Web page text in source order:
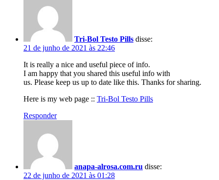
Tri-Bol Testo Pills disse:
21 de junho de 2021 às 22:46
It is really a nice and useful piece of info.
I am happy that you shared this useful info with
us. Please keep us up to date like this. Thanks for sharing.
Here is my web page :: Tri-Bol Testo Pills
Responder
anapa-alrosa.com.ru disse:
22 de junho de 2021 às 01:28